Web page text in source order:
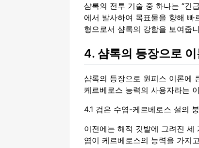
샴록의 전투 기술 중 하나는 “긴
에서 발사하여 목표물을 향해 빠
형으로서 샴록의 강함을 보여줍
4. 샴록의 등장으로
샴록의 등장으로 원피스 이론에
케르베로스 능력의 사용자라는
4.1 검은 수염-케르베로스 설의
이전에는 해적 깃발에 그려진
염이 케르베로스의 능력을 가지